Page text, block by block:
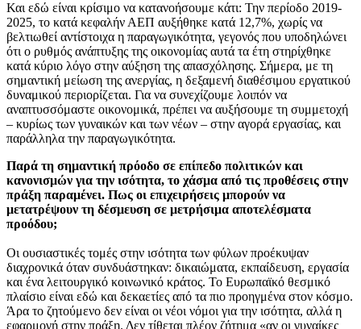
Και εδώ είναι κρίσιμο να κατανοήσουμε κάτι: Την περίοδο 2019-
2025, το κατά κεφαλήν ΑΕΠ αυξήθηκε κατά 12,7%, χωρίς να
βελτιωθεί αντίστοιχα η παραγωγικότητα, γεγονός που υποδηλώνει
ότι ο ρυθμός ανάπτυξης της οικονομίας αυτά τα έτη στηρίχθηκε
κατά κύριο λόγο στην αύξηση της απασχόλησης. Σήμερα, με τη
σημαντική μείωση της ανεργίας, η δεξαμενή διαθέσιμου εργατικού
δυναμικού περιορίζεται. Για να συνεχίζουμε λοιπόν να
αναπτυσσόμαστε οικονομικά, πρέπει να αυξήσουμε τη συμμετοχή
– κυρίως των γυναικών και των νέων – στην αγορά εργασίας, και
παράλληλα την παραγωγικότητα.
Παρά τη σημαντική πρόοδο σε επίπεδο πολιτικών και
κανονισμών για την ισότητα, το χάσμα από τις προθέσεις στην
πράξη παραμένει. Πως οι επιχειρήσεις μπορούν να
μετατρέψουν τη δέσμευση σε μετρήσιμα αποτελέσματα
προόδου;
Οι ουσιαστικές τομές στην ισότητα των φύλων προέκυψαν
διαχρονικά όταν συνδυάστηκαν: δικαιώματα, εκπαίδευση, εργασία
και ένα λειτουργικό κοινωνικό κράτος. Το Ευρωπαϊκό θεσμικό
πλαίσιο είναι εδώ και δεκαετίες από τα πιο προηγμένα στον κόσμο.
Άρα το ζητούμενο δεν είναι οι νέοι νόμοι για την ισότητα, αλλά η
εφαρμογή στην πράξη. Δεν τίθεται πλέον ζήτημα «αν οι γυναίκες